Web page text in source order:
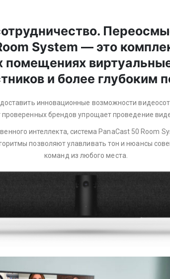
System — это
помещениях
и более глубоким
инновационные возможности
брендов упрощает проведение
интеллекта, система PanaCast 50 Room
позволяют улавливать тон и нюансы
команд из любого места.